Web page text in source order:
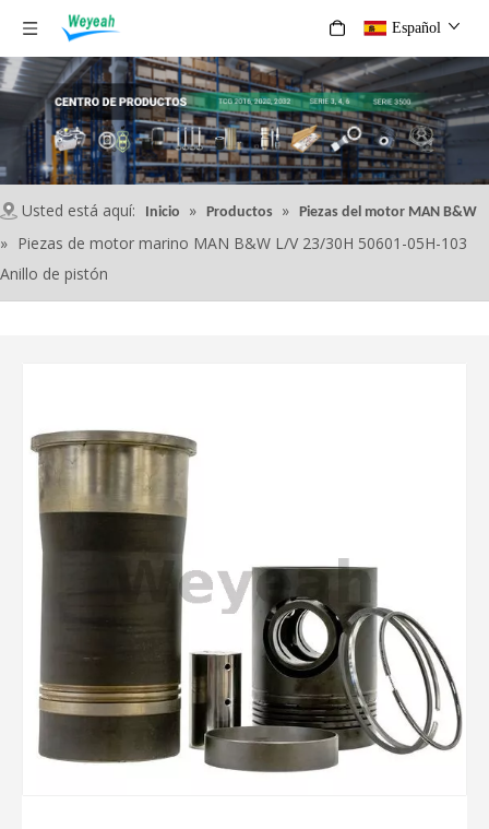
Español
Usted está aquí: Inicio » Productos » Piezas del motor MAN B&W
» Piezas de motor marino MAN B&W L/V 23/30H 50601-05H-103
Anillo de pistón